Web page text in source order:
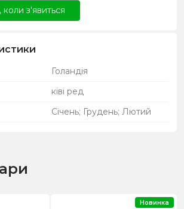
з'явиться
Голандія
ківі ред
Січень; Грудень; Лютий
Новинка